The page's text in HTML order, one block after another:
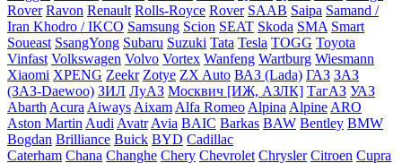
Rover Ravon Renault Rolls-Royce Rover SAAB Saipa Samand /
Iran Khodro / IKCO Samsung Scion SEAT Skoda SMA Smart
Soueast SsangYong Subaru Suzuki Tata Tesla TOGG Toyota
Vinfast Volkswagen Volvo Vortex Wanfeng Wartburg Wiesmann
Xiaomi XPENG Zeekr Zotye ZX Auto ВАЗ (Lada) ГАЗ ЗАЗ
(ЗАЗ-Daewoo) ЗИЛ ЛуАЗ Москвич [ИЖ, АЗЛК] ТагАЗ УАЗ
Abarth Acura Aiways Aixam Alfa Romeo Alpina Alpine ARO
Aston Martin Audi Avatr Avia BAIC Barkas BAW Bentley BMW
Bogdan Brilliance Buick BYD Cadillac
Caterham Chana Changhe Chery Chevrolet Chrysler Citroen Cupra